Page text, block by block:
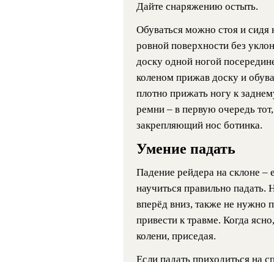
Дайте снаряжению остыть.
Обуваться можно стоя и сидя
ровной поверхности без
доску одной ногой
коленом прижав доску и
плотно прижать ногу к
ремни – в первую очередь
закрепляющий нос ботинка.
Умение падать
Падение рейдера на склоне –
научиться правильно падать.
вперёд вниз, также не нужно
привести к травме. Когда
колени, приседая.
Если падать приходиться на